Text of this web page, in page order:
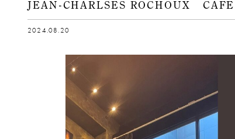
JEAN-CHARLSES ROCHOUX
2024.08.20